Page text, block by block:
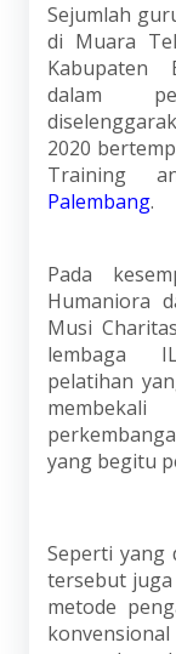
Sejumlah
di Muara
Kabupaten
dalam
2020
Training
Palembang.
Pada
Humaniora
Musi
lembaga
pelatihan
yang begitu
Seperti yang
tersebut juga
metode